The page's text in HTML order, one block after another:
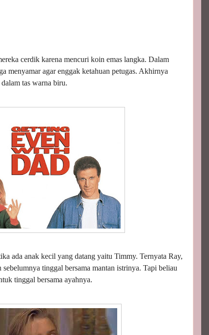
cerdik karena mencuri koin emas langka. Dalam
menyamar agar enggak ketahuan petugas. Akhirnya
tas warna biru.
ada anak kecil yang datang yaitu Timmy. Ternyata Ray,
tinggal bersama mantan istrinya. Tapi beliau
tinggal bersama ayahnya.